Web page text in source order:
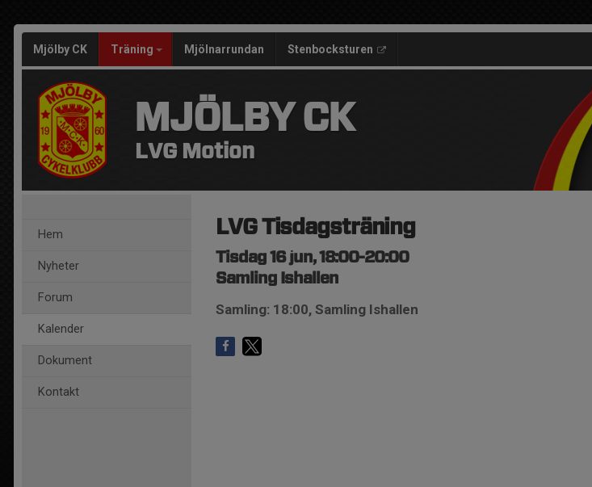
Mjölby CK Träning Mjölnarrundan Stenbocksturen
MJÖLBY CK
LVG Motion
Hem
Nyheter
Forum
Kalender
Dokument
Kontakt
LVG Tisdagsträning
Tisdag 16 jun, 18:00-20:00
Samling Ishallen
Samling: 18:00, Samling Ishallen